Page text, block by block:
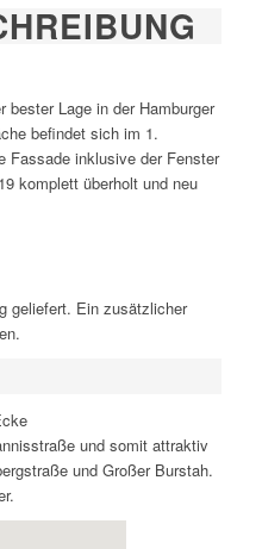
bester Lage in der Hamburger
befindet sich im 1.
Fassade inklusive der Fenster
komplett überholt und neu
geliefert. Ein zusätzlicher
und somit attraktiv
und Großer Burstah.